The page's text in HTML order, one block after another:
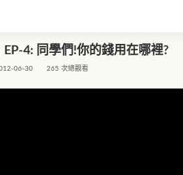
EP-4: 同學們!你的錢用在哪裡?
06-30 265 次總觀看